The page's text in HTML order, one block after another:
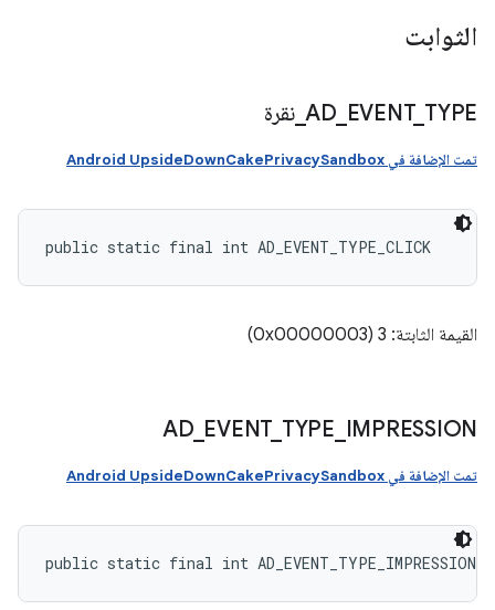
الثوابت
AD_ EVENT_ TYPE
_نقرة
تمت الإضافة في Android UpsideDownCakePrivacySandbox
public static final int AD_EVENT_TYPE_CLICK
القيمة الثابتة: 3 (0x00000003)
AD_ EVENT_ TYPE IMPRESSION
تمت الإضافة في Android UpsideDownCakePrivacySandbox
public static final int AD_EVENT_TYPE_IMPRESSION